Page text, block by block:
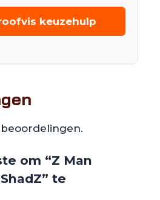
keuzehulp
om “Z Man
te